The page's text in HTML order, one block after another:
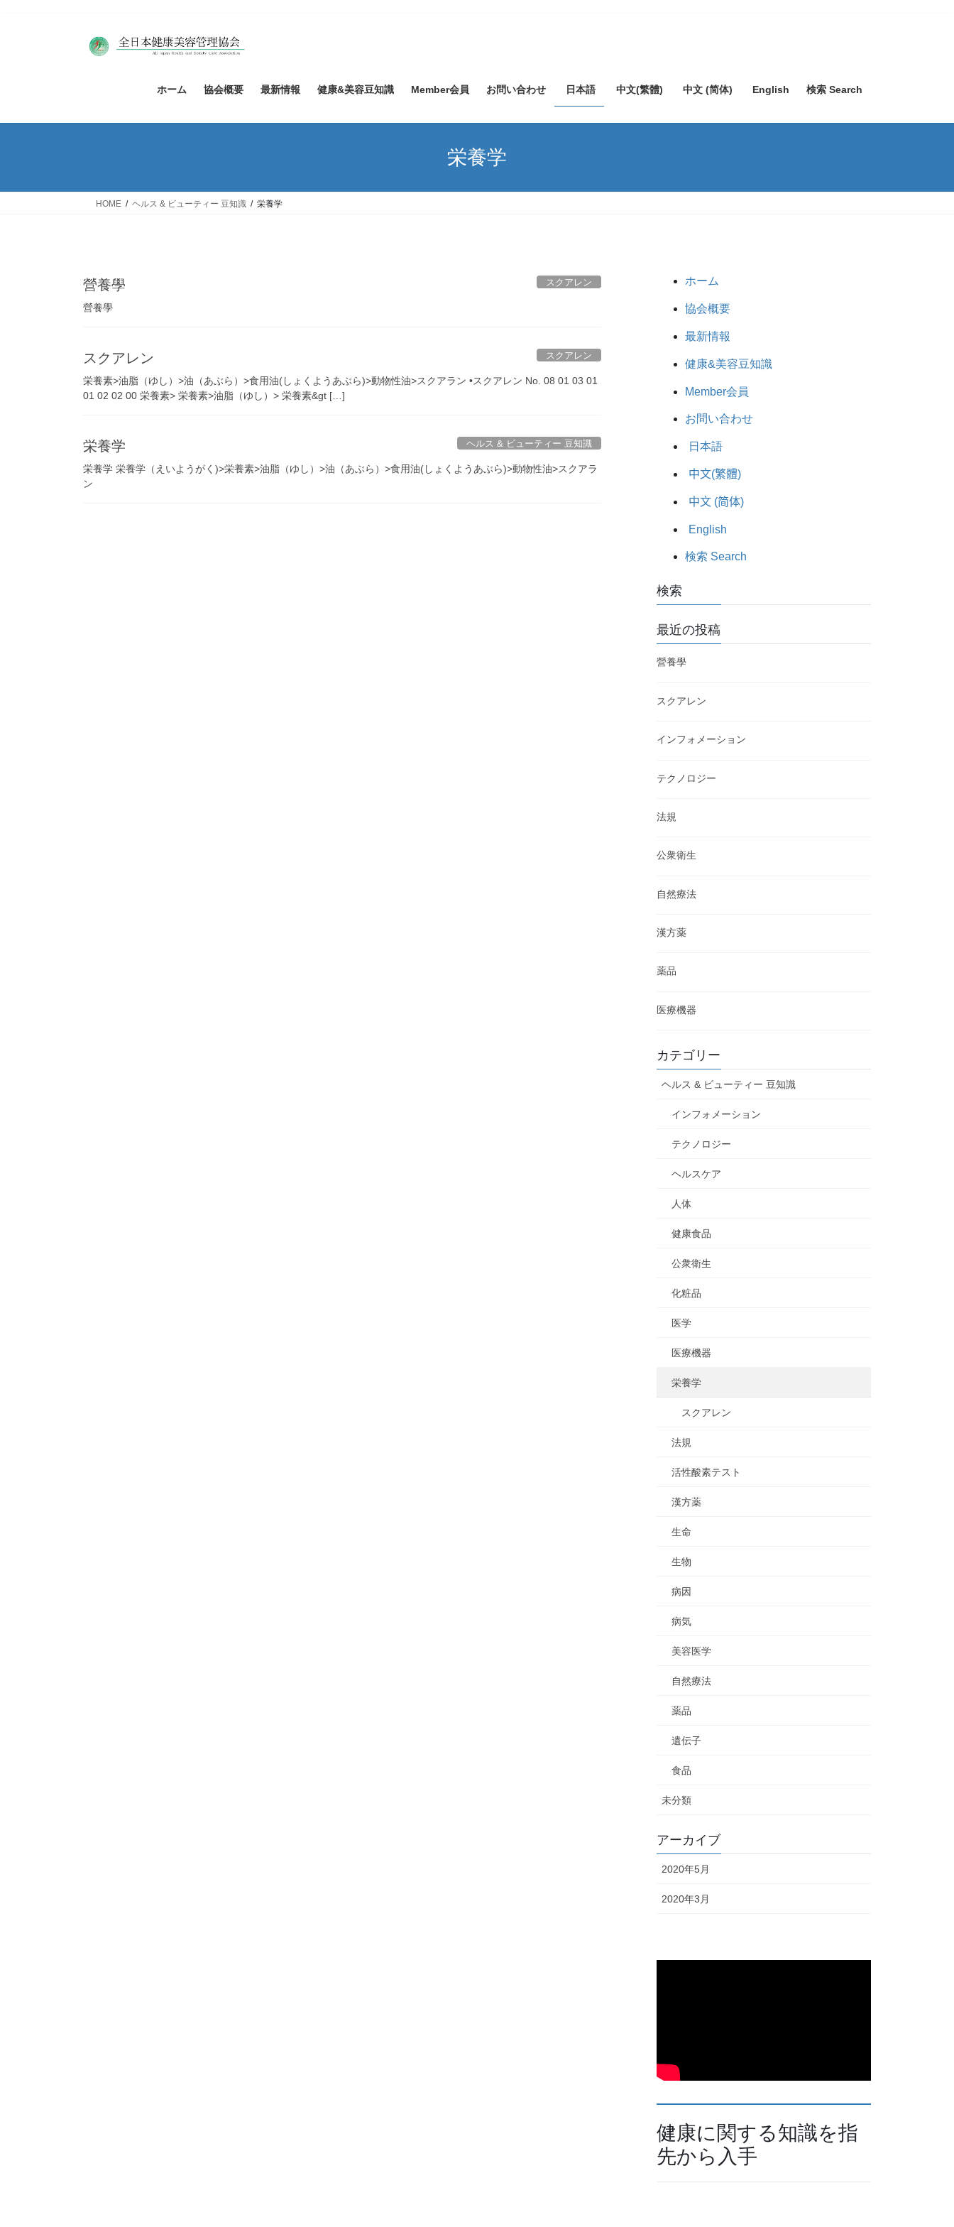
ス
ン
ホーム 協会概要 最新情報 健康&美容豆知識 Member会員 お問い合わせ 日本語 中文(繁體) 中文 (简体) English 検索 Search
栄養学
HOME ヘルス & ビューティー 豆知識 栄養学
スクアレン
營養學
營養學
スクアレン
スクアレン
栄養素>油脂（ゆし）>油（あぶら）>食用油(しょくようあぶら)>動物性油>スクアラン •スクアレン No. 08 01 03 01
01 02 02 00 栄養素> 栄養素>油脂（ゆし）> 栄養素&gt […]
ヘルス & ビューティー 豆知識
栄養学
栄養学 栄養学（えいようがく)>栄養素>油脂（ゆし）>油（あぶら）>食用油(しょくようあぶら)>動物性油>スクアラ
ン
ホーム
協会概要
最新情報
健康&美容豆知識
Member会員
お問い合わせ
日本語
中文(繁體)
中文 (简体)
English
検索 Search
検索
最近の投稿
營養學
スクアレン
インフォメーション
テクノロジー
法規
公衆衛生
自然療法
漢方薬
薬品
医療機器
カテゴリー
ヘルス & ビューティー 豆知識
インフォメーション
テクノロジー
ヘルスケア
人体
健康食品
公衆衛生
化粧品
医学
医療機器
栄養学
スクアレン
法規
活性酸素テスト
漢方薬
生命
生物
病因
病気
美容医学
自然療法
薬品
遺伝子
食品
未分類
アーカイブ
2020年5月
2020年3月
健康に関する知識を指
先から入手